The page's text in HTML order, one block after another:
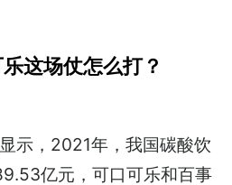
这场仗怎么打？
示，2021年，我国碳酸饮
亿元，可口可乐和百事